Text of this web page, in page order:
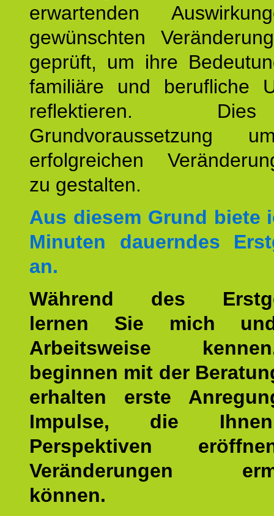
erwartenden
gewünschten
geprüft, um ihre
familiäre und berufliche
reflektieren.
Grundvoraussetzung
erfolgreichen
zu gestalten.
Aus diesem Grund biete
Minuten dauerndes
an.
Während des
lernen Sie mich
Arbeitsweise
beginnen mit der
erhalten erste
Impulse, die
Perspektiven
Veränderungen
können.